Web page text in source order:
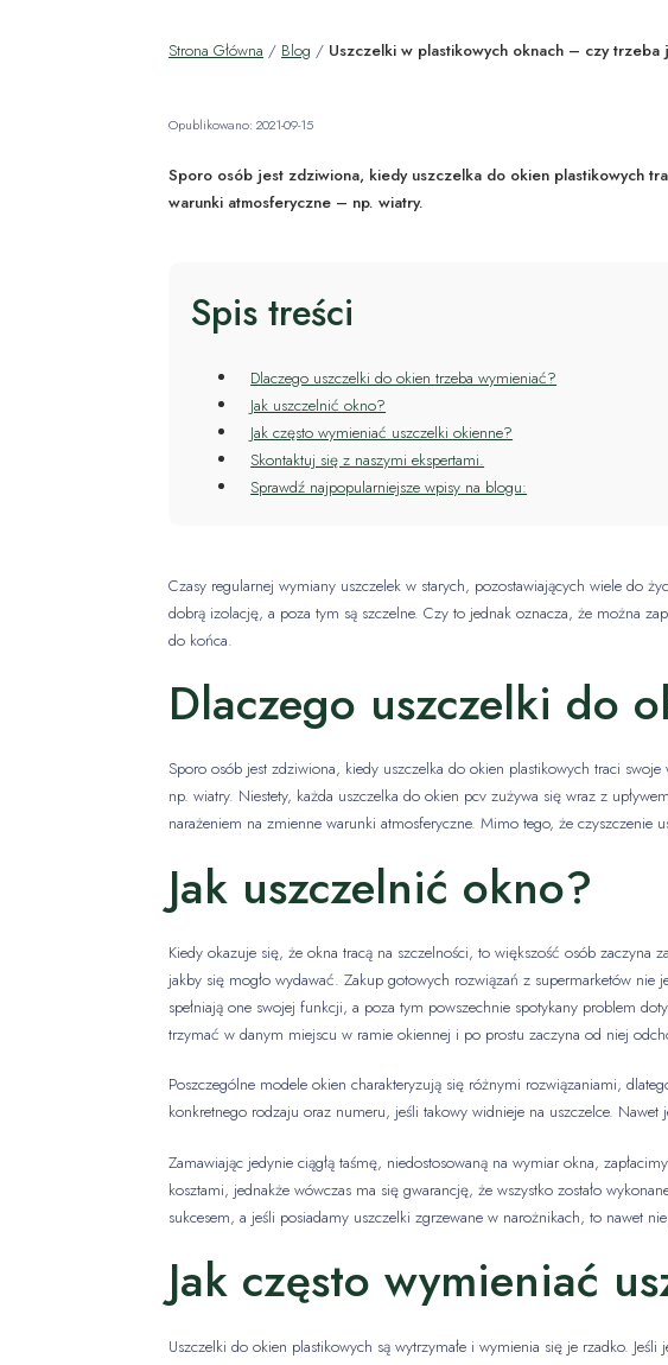
Strona Główna / Blog / Uszczelki w plastikowych oknach – czy trzeba
Opublikowano: 2021-09-15
Sporo osób jest zdziwiona, kiedy uszczelka do okien plastikowych
warunki atmosferyczne – np. wiatry.
Spis treści
Dlaczego uszczelki do okien trzeba wymieniać?
Jak uszczelnić okno?
Jak często wymieniać uszczelki okienne?
Skontaktuj się z naszymi ekspertami.
Sprawdź najpopularniejsze wpisy na blogu:
Czasy regularnej wymiany uszczelek w starych, pozostawiających wiele do
dobrą izolację, a poza tym są szczelne. Czy to jednak oznacza, że można
do końca.
Dlaczego uszczelki do
Sporo osób jest zdziwiona, kiedy uszczelka do okien plastikowych traci
np. wiatry. Niestety, każda uszczelka do okien pcv zużywa się wraz z
narażeniem na zmienne warunki atmosferyczne. Mimo tego, że
Jak uszczelnić okno?
Kiedy okazuje się, że okna tracą na szczelności, to większość osób
jakby się mogło wydawać. Zakup gotowych rozwiązań z supermarketów
spełniają one swojej funkcji, a poza tym powszechnie spotykany problem
trzymać w danym miejscu w ramie okiennej i po prostu zaczyna od niej
Poszczególne modele okien charakteryzują się różnymi rozwiązaniami,
konkretnego rodzaju oraz numeru, jeśli takowy widnieje na uszczelce. Nawet
Zamawiając jedynie ciągłą taśmę, niedostosowaną na wymiar okna,
kosztami, jednakże wówczas ma się gwarancję, że wszystko zostało
sukcesem, a jeśli posiadamy uszczelki zgrzewane w narożnikach, to nawet
Jak często wymieniać
Uszczelki do okien plastikowych są wytrzymałe i wymienia się je rzadko.